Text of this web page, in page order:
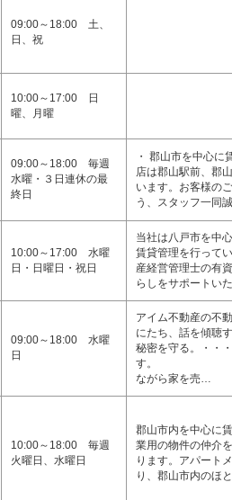
09:00～18:00 土、
日、祝
10:00～17:00 日
曜、月曜
09:00～18:00 毎週
水曜・３日連休の最
終日
・ 郡山市を中心に
店は郡山駅前、郡
います。お客様の
う、スタッフ一同
10:00～17:00 水曜
日・日曜日・祝日
当社は八戸市を中
賃貸管理を行って
産経営管理士の有
らしをサポートい
09:00～18:00 水曜
日
アイム不動産の不
にたち、話を傾聴
秘密を守る。・・
す。 ◆無料
ながら家を売…
10:00～18:00 毎週
火曜日、水曜日
郡山市内を中心に
業用の物件の仲介
ります。アパート
り、郡山市内のほ